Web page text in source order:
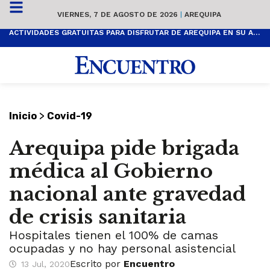
VIERNES, 7 DE AGOSTO DE 2026 | AREQUIPA
ACTIVIDADES GRATUITAS PARA DISFRUTAR DE AREQUIPA EN SU ANIVERSARIO
Inicio > Covid-19
Arequipa pide brigada
médica al Gobierno
nacional ante gravedad
de crisis sanitaria
Hospitales tienen el 100% de camas
ocupadas y no hay personal asistencial
13 Jul, 2020Escrito por Encuentro